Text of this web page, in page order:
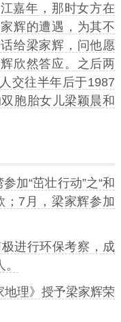
江嘉年 ，那时女方在
辉的遭遇，为其不
给梁家辉，问他愿
欣然答应。之后两
交往半年后于1987
胞胎女儿梁颖晨和
加“茁壮行动”之“和
；7月，梁家辉参加
进行环保考察，成
地理》授予梁家辉荣